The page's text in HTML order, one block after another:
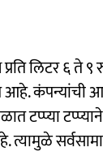
लिटर ६ ते
आहे. कंपन्यांची
टप्प्या
त्यामुळे